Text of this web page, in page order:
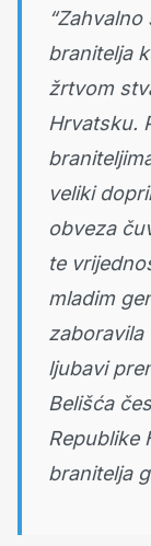
branitelja
žrtvom
Hrvatsku.
veliki
obveza
te
mladim
zaboravila
ljubavi
Belišća
Republike
branitelja